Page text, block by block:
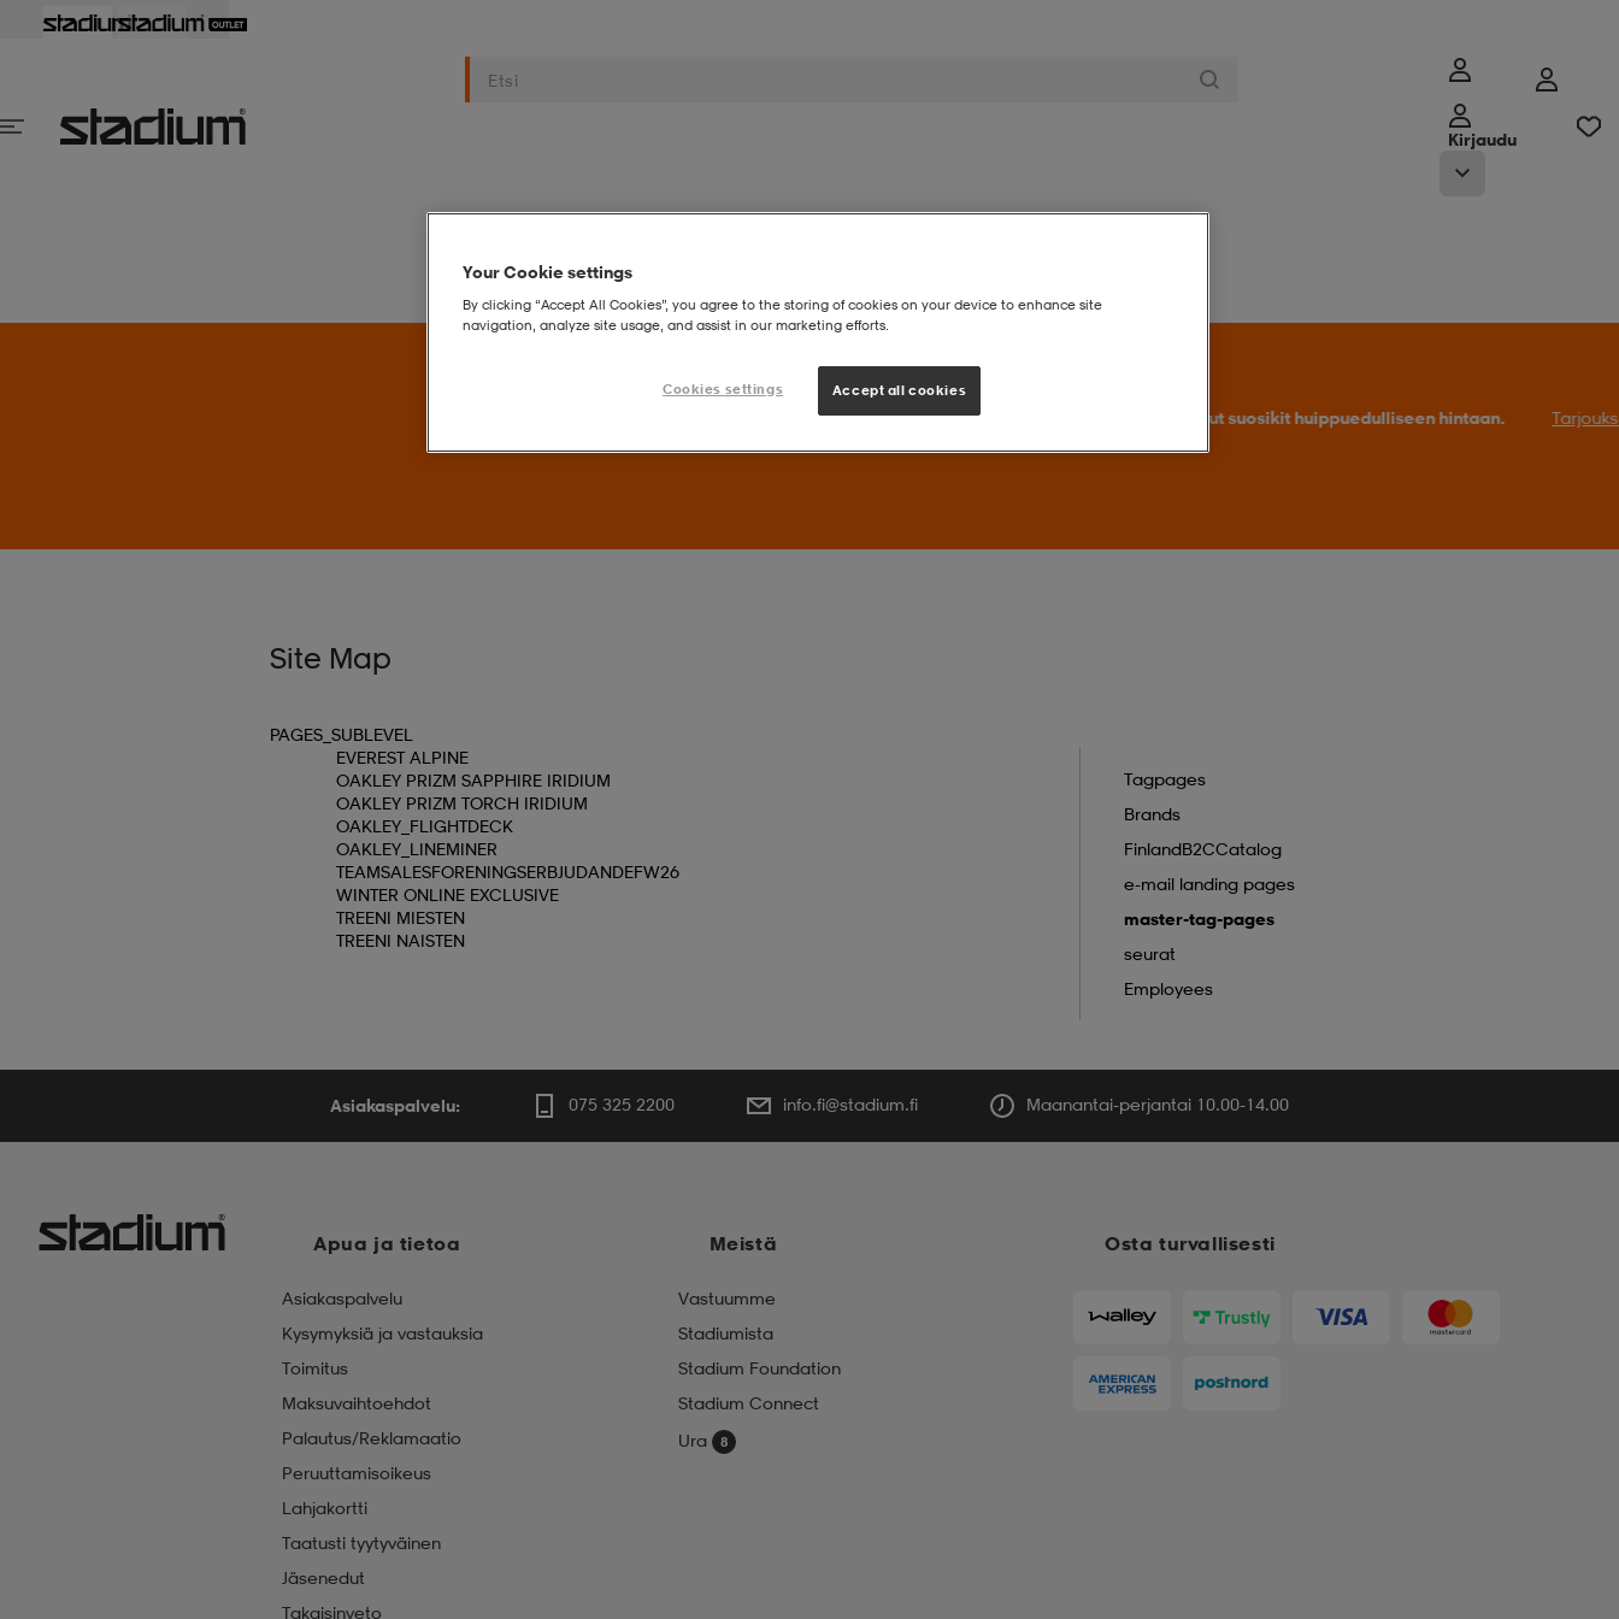
Kirjaudu
Superdeals – Löydä valikoidut suosikit huippuedulliseen hintaan.
Site Map
Tagpages
Brands
FinlandB2CCatalog
e-mail landing pages
master-tag-pages
seurat
Employees
PAGES_SUBLEVEL
EVEREST ALPINE
OAKLEY PRIZM SAPPHIRE IRIDIUM
OAKLEY PRIZM TORCH IRIDIUM
OAKLEY_FLIGHTDECK
OAKLEY_LINEMINER
TEAMSALESFORENINGSERBJUDANDEFW26
WINTER ONLINE EXCLUSIVE
TREENI MIESTEN
TREENI NAISTEN
Asiakaspalvelu: 075 325 2200 info.fi@stadium.fi Maanantai-perjantai 10.00-14.00
Apua ja tietoa
Asiakaspalvelu
Kysymyksiä ja vastauksia
Toimitus
Maksuvaihtoehdot
Palautus/Reklamaatio
Peruuttamisoikeus
Lahjakortti
Taatusti tyytyväinen
Jäsenedut
Takaisinveto
Meistä
Vastuumme
Stadiumista
Stadium Foundation
Stadium Connect
Ura
Osta turvallisesti
Your Cookie settings
By clicking “Accept All Cookies”, you agree to the storing of cookies on your device to enhance site
navigation, analyze site usage, and assist in our marketing efforts.
Cookies settings Accept all cookies